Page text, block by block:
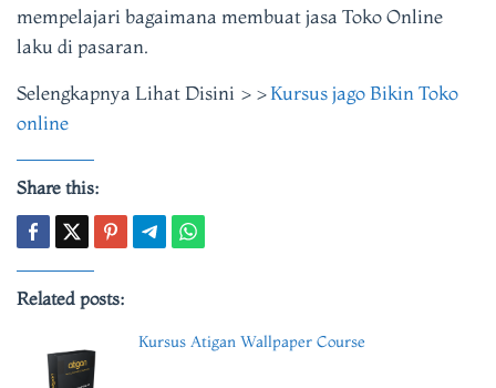
mempelajari bagaimana membuat jasa Toko Online
laku di pasaran.
Selengkapnya Lihat Disini >>Kursus jago Bikin Toko
online
Share this:
Related posts:
Kursus Atigan Wallpaper Course